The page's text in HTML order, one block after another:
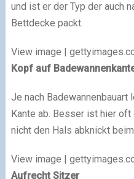
und ist er der Typ der auch
Bettdecke packt.
View image |
Kopf auf
Je nach
Kante ab. Besser ist hier
nicht den Hals abknickt
View image |
Aufrecht Sitzer